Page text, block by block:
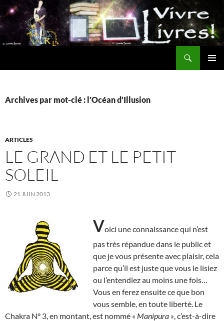
Aller
au
contenu
Archives par mot-clé : l’Océan d’Illusion
ARTICLES
LE GRAND ET LE PETIT
SOLEIL
21 JUIN 2013
Voici une connaissance qui n’est
pas très répandue dans le public et
que je vous présente avec plaisir, cela
parce qu’il est juste que vous le lisiez
ou l’entendiez au moins une fois…
Vous en ferez ensuite ce que bon
vous semble, en toute liberté. Le
Chakra N° 3, en montant, est nommé « Manipura » , c’est-à-dire